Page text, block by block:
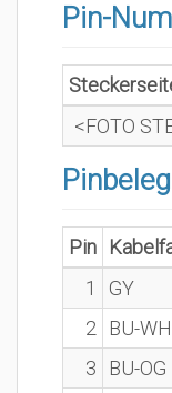
Pin-
<FOTO
Pin
1
GY
2
BU-WH
3
BU-OG